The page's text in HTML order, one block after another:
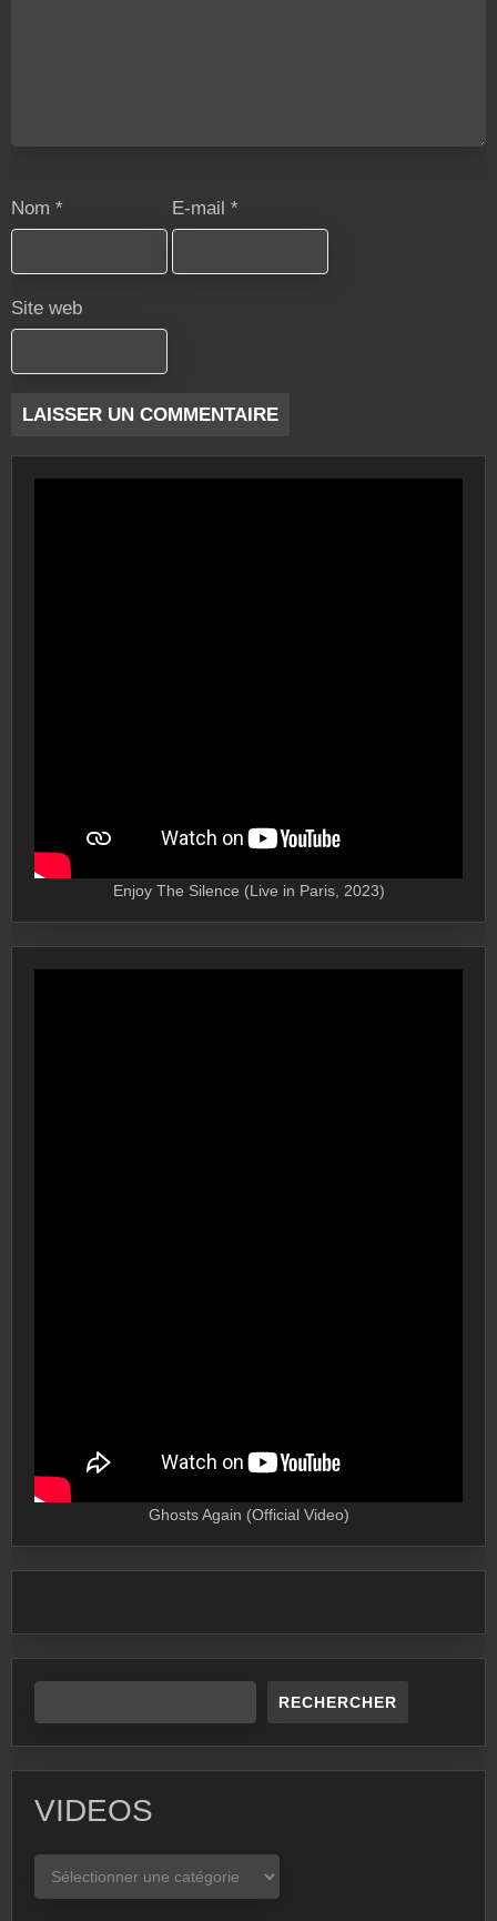
Nom * E-mail *
Site web
Enjoy The Silence (Live in Paris, 2023)
Ghosts Again (Official Video)
RECHERCHER
VIDEOS
VIDEOS